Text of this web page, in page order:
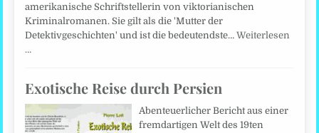
amerikanische Schriftstellerin von viktorianischen
Kriminalromanen. Sie gilt als die 'Mutter der
Detektivgeschichten' und ist die bedeutendste…Weiterlesen
…
Exotische Reise durch Persien
Abenteuerlicher Bericht aus einer
fremdartigen Welt des 19ten